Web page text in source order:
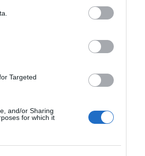
Targeted
and/or Sharing
for which it